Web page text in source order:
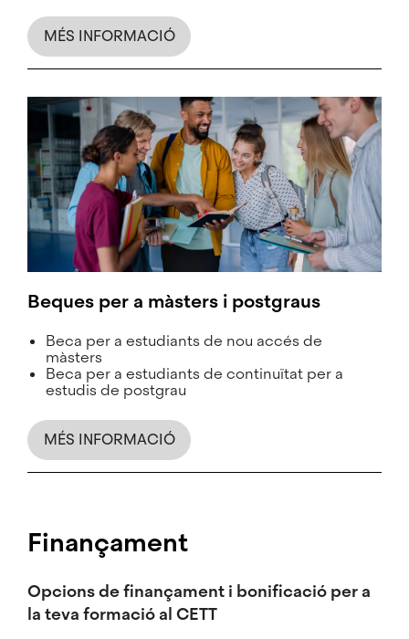
MÉS INFORMACIÓ
Beques per a màsters i postgraus
Beca per a estudiants de nou accés de
màsters
Beca per a estudiants de continuïtat per a
estudis de postgrau
MÉS INFORMACIÓ
Finançament
Opcions de finançament i bonificació per a
la teva formació al CETT